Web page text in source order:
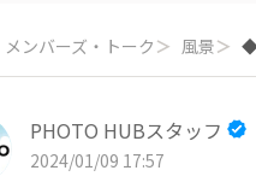
メンバーズ・トーク ＞ 風景＞
PHOTO HUBスタッフ
2024/01/09 17:57